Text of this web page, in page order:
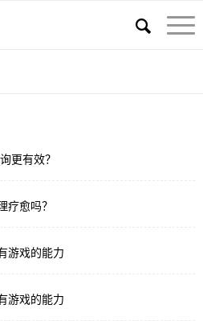
更有效？
疗愈吗？
游戏的能力
游戏的能力